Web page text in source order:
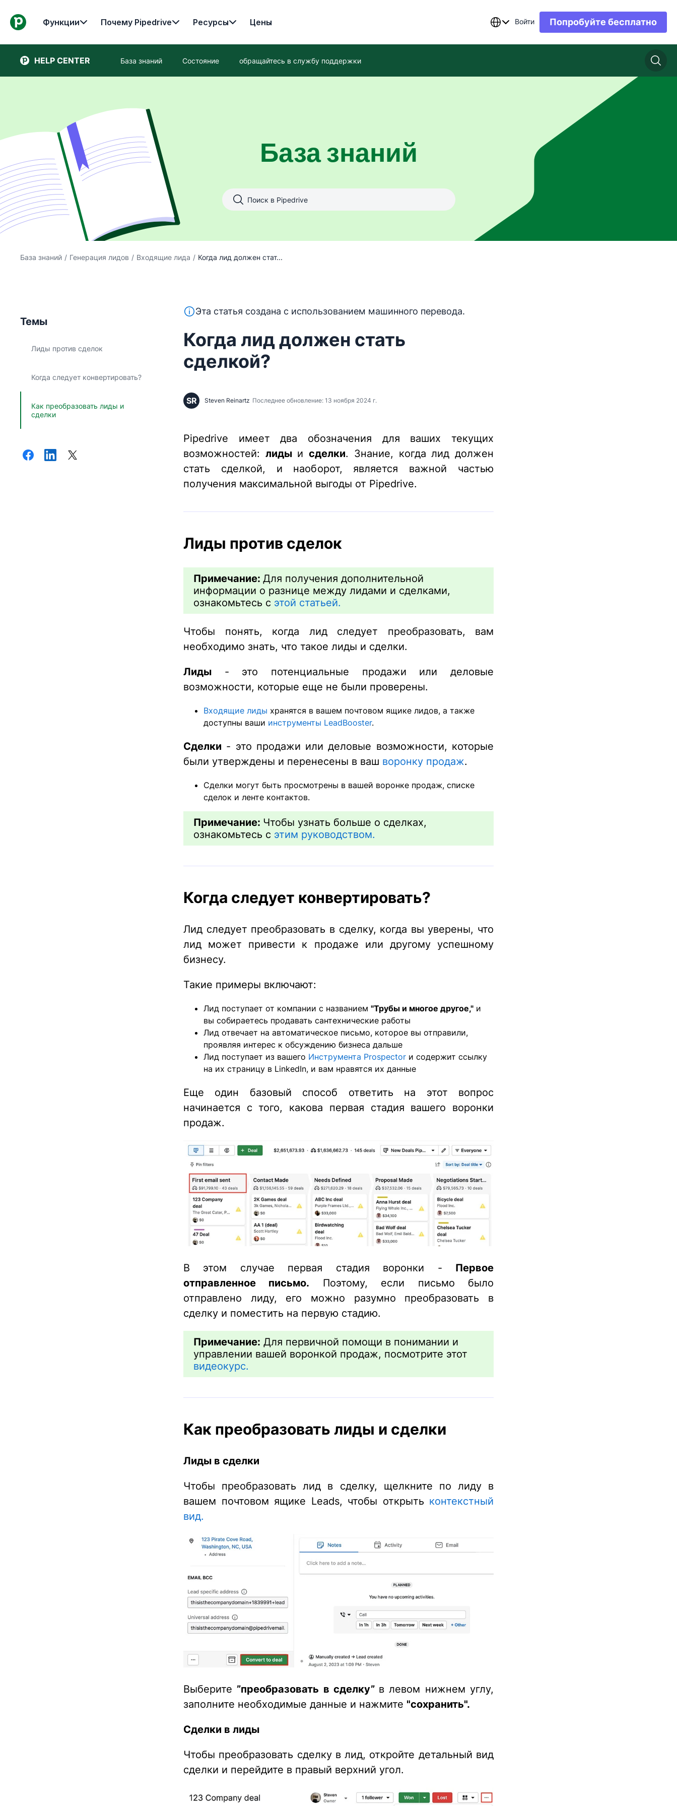
Функции Почему Pipedrive Ресурсы Цены Войти Попробуйте бесплатно
HELP CENTER База знаний Состояние обращайтесь в службу поддержки
База знаний
База знаний / Генерация лидов / Входящие лида / Когда лид должен стат...
Темы
Лиды против сделок
Когда следует конвертировать?
Как преобразовать лиды и
сделки
Этот текст переведен с английского языка с помощью программы машинного перевода и не был проверен
Эта статья создана с использованием машинного перевода.
Когда лид должен стать
сделкой?
SR Steven Reinartz Последнее обновление: 13 ноября 2024 г.
Pipedrive имеет два обозначения для ваших текущих
возможностей: лидыисделки. Знание, когда лид должен
стать сделкой, и наоборот, является важной частью
получения максимальной выгоды от Pipedrive.
Лиды против сделок
Примечание: Для получения дополнительной
информации о разнице между лидами и сделками,
ознакомьтесь с этой статьей.
Чтобы понять, когда лид следует преобразовать, вам
необходимо знать, что такое лиды и сделки.
Лиды - это потенциальные продажи или деловые
возможности, которые еще не были проверены.
Входящие лиды хранятся в вашем почтовом ящике лидов, а также
доступны ваши инструменты LeadBooster.
Сделки - это продажи или деловые возможности, которые
были утверждены и перенесены в ваш воронку продаж.
Сделки могут быть просмотрены в вашей воронке продаж, списке
сделок и ленте контактов.
Примечание: Чтобы узнать больше о сделках,
ознакомьтесь с этим руководством.
Когда следует конвертировать?
Лид следует преобразовать в сделку, когда вы уверены, что
лид может привести к продаже или другому успешному
бизнесу.
Такие примеры включают:
Лид поступает от компании с названием "Трубы и многое другое," и
вы собираетесь продавать сантехнические работы
Лид отвечает на автоматическое письмо, которое вы отправили,
проявляя интерес к обсуждению бизнеса дальше
Лид поступает из вашего Инструмента Prospector и содержит ссылку
на их страницу в LinkedIn, и вам нравятся их данные
Еще один базовый способ ответить на этот вопрос
начинается с того, какова первая стадия вашего воронки
продаж.
В этом случае первая стадия воронки - Первое
отправленное письмо. Поэтому, если письмо было
отправлено лиду, его можно разумно преобразовать в
сделку и поместить на первую стадию.
Примечание: Для первичной помощи в понимании и
управлении вашей воронкой продаж, посмотрите этот
видеокурс.
Как преобразовать лиды и сделки
Лиды в сделки
Чтобы преобразовать лид в сделку, щелкните по лиду в
вашем почтовом ящике Leads, чтобы открыть контекстный
вид.
Выберите”преобразовать в сделку” в левом нижнем углу,
заполните необходимые данные и нажмите "сохранить".
Сделки в лиды
Чтобы преобразовать сделку в лид, откройте детальный вид
сделки и перейдите в правый верхний угол.